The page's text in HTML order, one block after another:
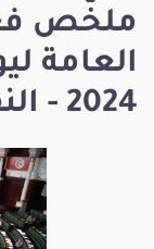
ملخّص
2024 - النقطة الثانية -